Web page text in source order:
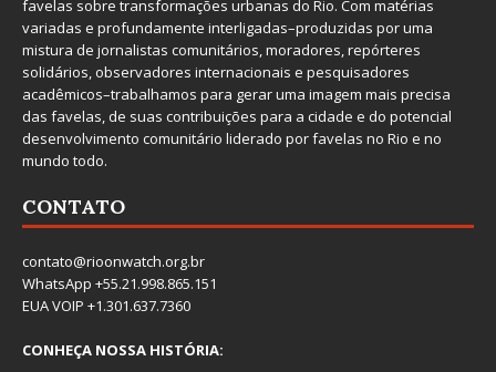
favelas sobre transformações urbanas do Rio. Com matérias
variadas e profundamente interligadas–produzidas por uma
mistura de jornalistas comunitários, moradores, repórteres
solidários, observadores internacionais e pesquisadores
acadêmicos–trabalhamos para gerar uma imagem mais precisa
das favelas, de suas contribuições para a cidade e do potencial
desenvolvimento comunitário liderado por favelas no Rio e no
mundo todo.
CONTATO
contato@rioonwatch.org.br
WhatsApp +55.21.998.865.151
EUA VOIP +1.301.637.7360
CONHEÇA NOSSA HISTÓRIA: